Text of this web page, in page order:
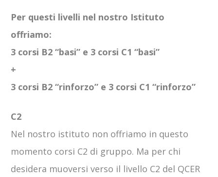
Per questi livelli nel nostro Istituto
offriamo:
3 corsi B2 “basi” e 3 corsi C1 “basi”
+
3 corsi B2 “rinforzo” e 3 corsi C1 “rinforzo”
C2
Nel nostro istituto non offriamo in questo
momento corsi C2 di gruppo. Ma per chi
desidera muoversi verso il livello C2 del QCER